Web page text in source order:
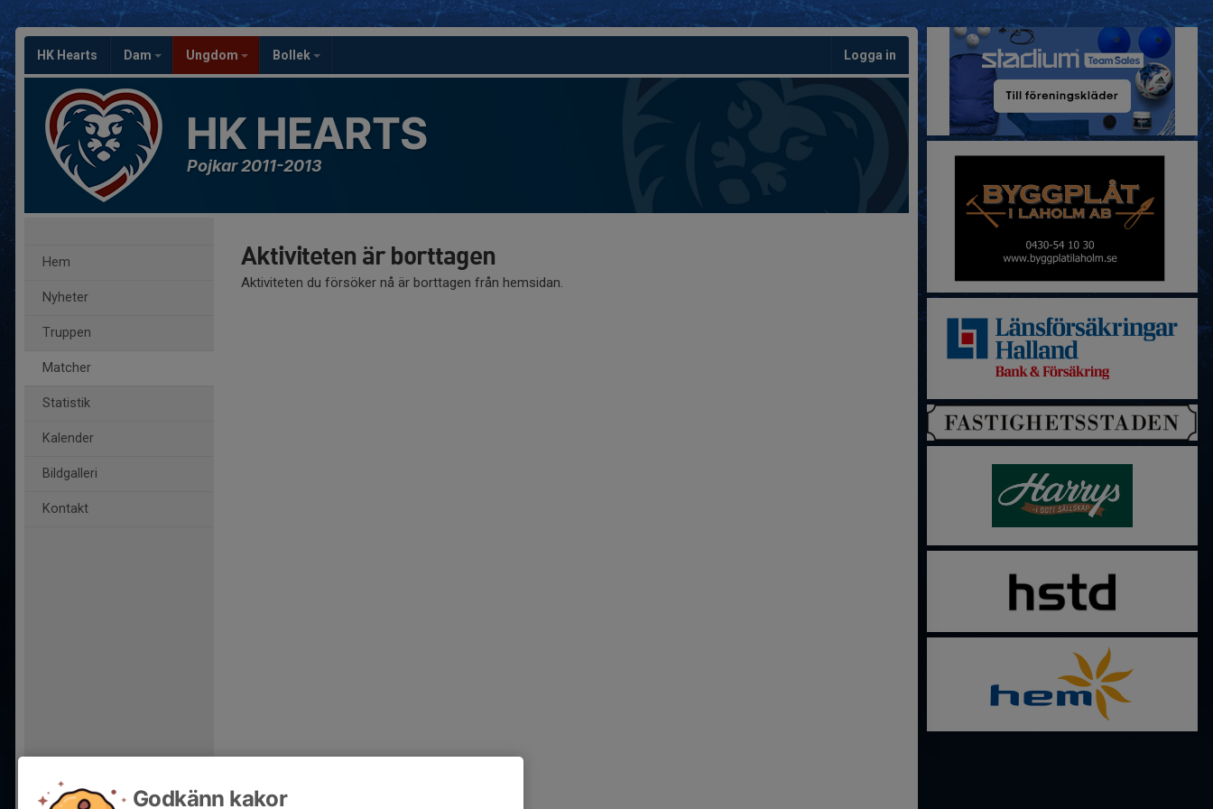
HK Hearts Dam Ungdom Bollek Logga in
HK HEARTS
Pojkar 2011-2013
Hem
Nyheter
Truppen
Matcher
Statistik
Kalender
Bildgalleri
Kontakt
Aktiviteten är borttagen
Aktiviteten du försöker nå är borttagen från hemsidan.
Godkänn kakor